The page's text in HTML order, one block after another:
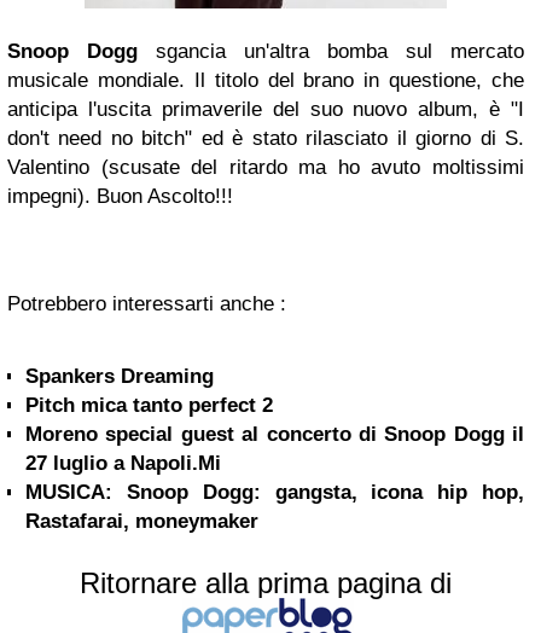
Snoop Dogg sgancia un'altra bomba sul mercato
musicale mondiale. Il titolo del brano in questione, che
anticipa l'uscita primaverile del suo nuovo album, è "I
don't need no bitch" ed è stato rilasciato il giorno di S.
Valentino (scusate del ritardo ma ho avuto moltissimi
impegni). Buon Ascolto!!!
Potrebbero interessarti anche :
Spankers Dreaming
Pitch mica tanto perfect 2
Moreno special guest al concerto di Snoop Dogg il
27 luglio a Napoli.Mi
MUSICA: Snoop Dogg: gangsta, icona hip hop,
Rastafarai, moneymaker
Ritornare alla prima pagina di